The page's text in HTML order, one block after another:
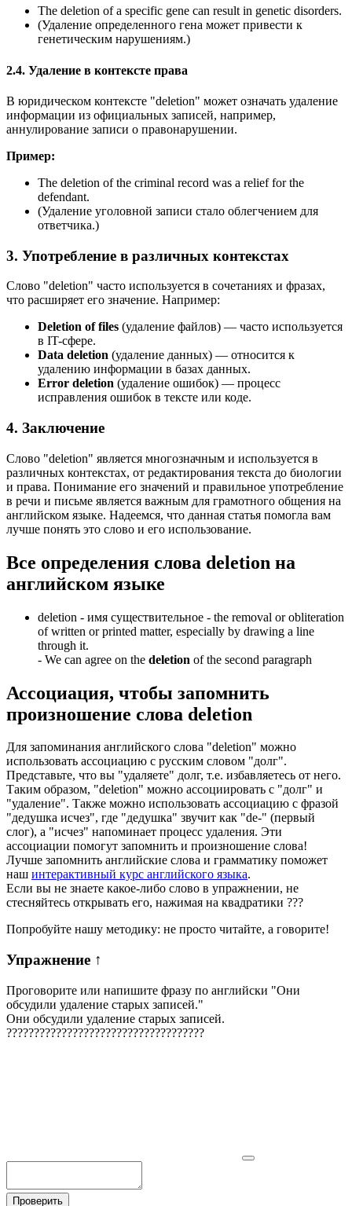
The deletion of a specific gene can result in genetic disorders.
(Удаление определенного гена может привести к
генетическим нарушениям.)
2.4. Удаление в контексте права
В юридическом контексте "deletion" может означать удаление
информации из официальных записей, например,
аннулирование записи о правонарушении.
Пример:
The deletion of the criminal record was a relief for the
defendant.
(Удаление уголовной записи стало облегчением для
ответчика.)
3. Употребление в различных контекстах
Слово "deletion" часто используется в сочетаниях и фразах,
что расширяет его значение. Например:
Deletion of files (удаление файлов) — часто используется
в IT-сфере.
Data deletion (удаление данных) — относится к
удалению информации в базах данных.
Error deletion (удаление ошибок) — процесс
исправления ошибок в тексте или коде.
4. Заключение
Слово "deletion" является многозначным и используется в
различных контекстах, от редактирования текста до биологии
и права. Понимание его значений и правильное употребление
в речи и письме является важным для грамотного общения на
английском языке. Надеемся, что данная статья помогла вам
лучше понять это слово и его использование.
Все определения слова deletion на
английском языке
deletion - имя существительное - the removal or obliteration
of written or printed matter, especially by drawing a line
through it.
- We can agree on the deletion of the second paragraph
Ассоциация, чтобы запомнить
произношение слова deletion
Для запоминания английского слова "deletion" можно
использовать ассоциацию с русским словом "долг".
Представьте, что вы "удаляете" долг, т.е. избавляетесь от него.
Таким образом, "deletion" можно ассоциировать с "долг" и
"удаление". Также можно использовать ассоциацию с фразой
"дедушка исчез", где "дедушка" звучит как "de-" (первый
слог), а "исчез" напоминает процесс удаления. Эти
ассоциации помогут запомнить и произношение слова!
Лучше запомнить английские слова и грамматику поможет
наш интерактивный курс английского языка.
Если вы не знаете какое-либо слово в упражнении, не
стесняйтесь открывать его, нажимая на квадратики ???
Попробуйте нашу методику: не просто читайте, а говорите!
Упражнение ↑
Проговорите или напишите фразу по английски "Они
обсудили удаление старых записей."
Они обсудили удаление старых записей.
????????????????????????????????????
Проверить